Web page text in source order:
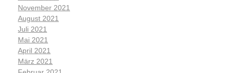
November 2021
August 2021
Juli 2021
Mai 2021
April 2021
März 2021